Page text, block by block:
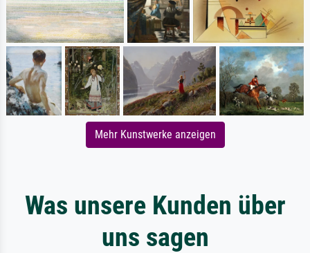
Mehr Kunstwerke anzeigen
Was unsere Kunden über
uns sagen